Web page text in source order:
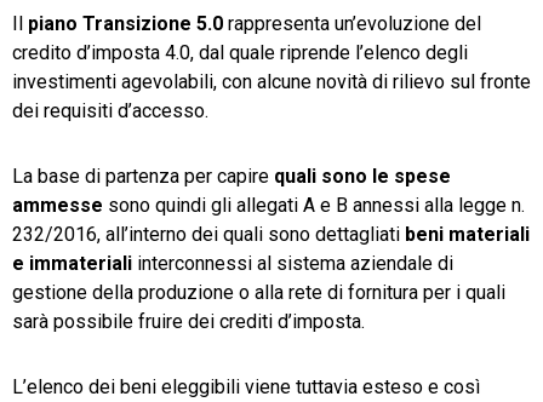
piano Transizione 5.0 rappresenta un’evoluzione del
credito d’imposta 4.0, dal quale riprende l’elenco degli
investimenti agevolabili, con alcune novità di rilievo sul fronte
dei requisiti d’accesso.
La base di partenza per capire quali sono le spese
ammesse sono quindi gli allegati A e B annessi alla legge n.
232/2016, all’interno dei quali sono dettagliati beni materiali
e immateriali interconnessi al sistema aziendale di
gestione della produzione o alla rete di fornitura per i quali
sarà possibile fruire dei crediti d’imposta.
L’elenco dei beni eleggibili viene tuttavia esteso e così